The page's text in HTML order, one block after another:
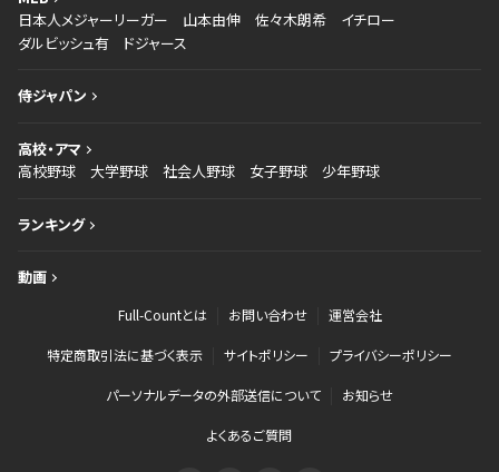
日本人メジャーリーガー
山本由伸 佐々木朗希
イチロー
ダルビッシュ有
ドジャース
侍ジャパン
高校・アマ
高校野球
大学野球 社会人野球 女子野球 少年野球
ランキング
動画
Full-Countとは お問い合わせ 運営会社
特定商取引法に基づく表示 サイトポリシー プライバシーポリシー
パーソナルデータの外部送信について お知らせ
よくあるご質問